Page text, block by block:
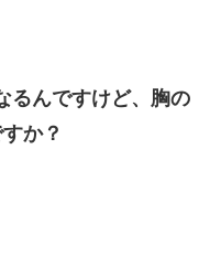
んですけど、胸の
か？